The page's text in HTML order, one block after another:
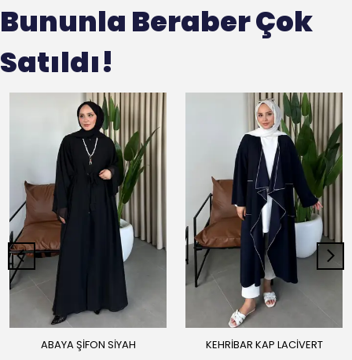
Bununla Beraber Çok
Satıldı!
ABAYA ŞİFON SİYAH
KEHRİBAR KAP LACİVERT